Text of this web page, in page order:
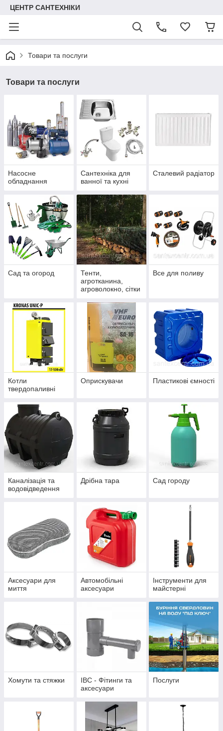
ЦЕНТР САНТЕХНІКИ
Товари та послуги
Товари та послуги
Насосне
обладнання
Сантехніка для
ванної та кухні
Сталевий радіатор
Сад та огород
Тенти,
агротканина,
агроволокно, сітки
Все для поливу
Котли
твердопаливні
Оприскувачи Пластикові ємності
Каналізація та
водовідведення
Дрібна тара Сад городу
Аксесуари для
миття
Автомобільні
аксесуари
Інструменти для
майстерні
Хомути та стяжки
IBC - Фітинги та
аксесуари
Послуги